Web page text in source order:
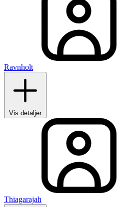
Ravnholt
Vis detaljer
Thiagarajah